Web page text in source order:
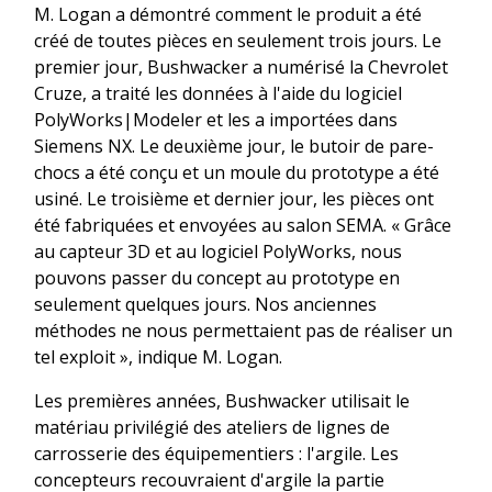
M. Logan a démontré comment le produit a été
créé de toutes pièces en seulement trois jours. Le
premier jour, Bushwacker a numérisé la Chevrolet
Cruze, a traité les données à l'aide du logiciel
PolyWorks|Modeler et les a importées dans
Siemens NX. Le deuxième jour, le butoir de pare-
chocs a été conçu et un moule du prototype a été
usiné. Le troisième et dernier jour, les pièces ont
été fabriquées et envoyées au salon SEMA. « Grâce
au capteur 3D et au logiciel PolyWorks, nous
pouvons passer du concept au prototype en
seulement quelques jours. Nos anciennes
méthodes ne nous permettaient pas de réaliser un
tel exploit », indique M. Logan.
Les premières années, Bushwacker utilisait le
matériau privilégié des ateliers de lignes de
carrosserie des équipementiers : l'argile. Les
concepteurs recouvraient d'argile la partie